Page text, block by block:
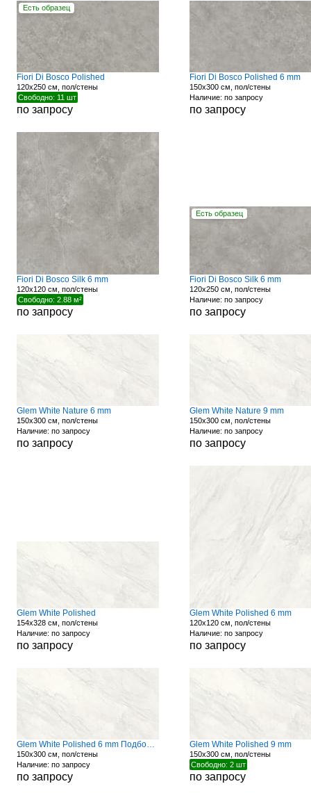
Есть образец
Fiori Di Bosco Polished
120x250 см, пол/стены
Свободно: 11 шт
по запросу
Fiori Di Bosco Polished 6 mm
150x300 см, пол/стены
Наличие: по запросу
по запросу
Fiori Di Bosco Silk 6 mm
120x120 см, пол/стены
Свободно: 2.88 м²
по запросу
Есть образец
Fiori Di Bosco Silk 6 mm
120x250 см, пол/стены
Наличие: по запросу
по запросу
Glem White Nature 6 mm
150x300 см, пол/стены
Наличие: по запросу
по запросу
Glem White Nature 9 mm
150x300 см, пол/стены
Наличие: по запросу
по запросу
Glem White Polished
154x328 см, пол/стены
Наличие: по запросу
по запросу
Glem White Polished 6 mm
120x120 см, пол/стены
Наличие: по запросу
по запросу
Glem White Polished 6 mm Подбор Рисунка
150x300 см, пол/стены
Наличие: по запросу
по запросу
Glem White Polished 9 mm
150x300 см, пол/стены
Свободно: 2 шт
по запросу